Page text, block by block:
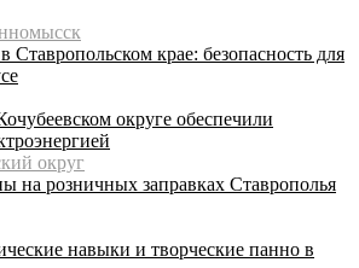
крае: безопасность для
округе обеспечили
округ
на розничных заправках Ставрополья
навыки и творческие панно в